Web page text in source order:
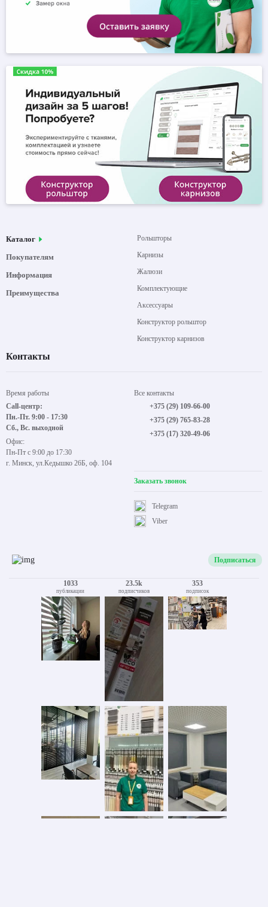
Каталог
Покупателям
Информация
Преимущества
Рольшторы
Карнизы
Жалюзи
Комплектующие
Аксессуары
Конструктор рольштор
Конструктор карнизов
Контакты
Время работы
Call-центр:
Пн.-Пт. 9:00 - 17:30
Сб., Вс. выходной
Офис:
Пн-Пт с 9:00 до 17:30
г. Минск, ул.Кедышко 26Б, оф. 104
Все контакты
+375 (29) 109-66-00
+375 (29) 765-83-28
+375 (17) 320-49-06
Заказать звонок
Viber
Telegram
Подписаться
1033
публикации
23.5k
подписчиков
353
подписок